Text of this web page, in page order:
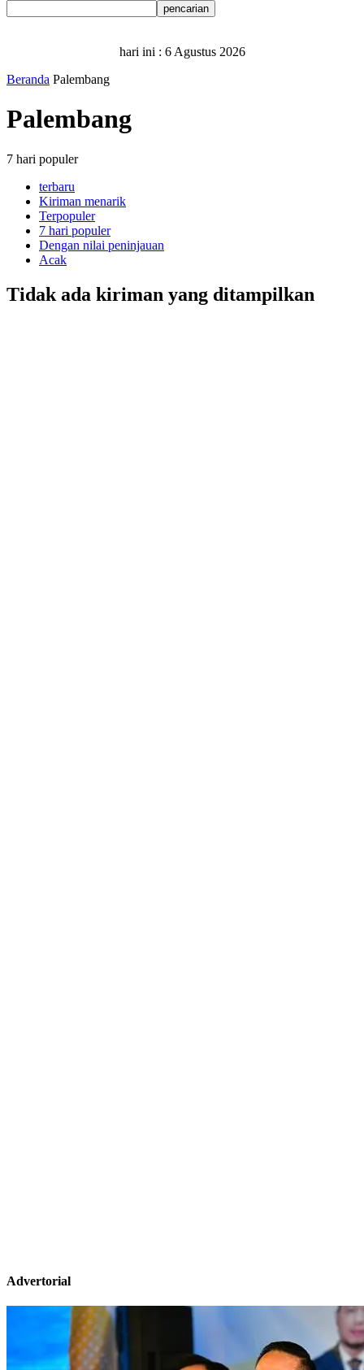
hari ini : 6 Agustus 2026
Beranda Palembang
Palembang
7 hari populer
terbaru
Kiriman menarik
Terpopuler
7 hari populer
Dengan nilai peninjauan
Acak
Tidak ada kiriman yang ditampilkan
Advertorial